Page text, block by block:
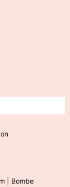
| Bombe